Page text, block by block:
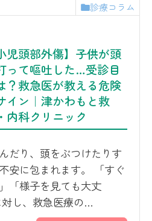
診療コラム
児頭部外傷】子供が頭
って嘔吐した…受診目
？救急医が教える危険
イン｜津かわもと救
内科クリニック
だり、頭をぶつけたりす
安に包まれます。 「すぐ
「様子を見ても大丈
し、救急医療の…